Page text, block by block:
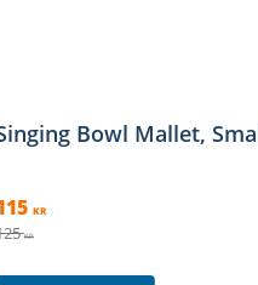
Bowl Mallet,
KR
KR